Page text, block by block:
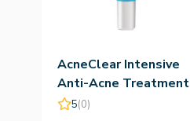
AcneClear Intensive
Anti-Acne Treatment
15ml - Dermacol
5(0)